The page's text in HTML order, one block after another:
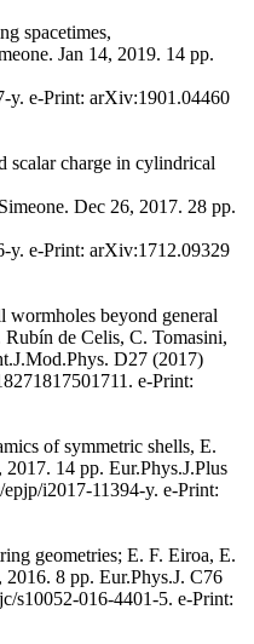
spacetimes,
Jan 14, 2019. 14 pp.
y. e-Print: arXiv:1901.04460
scalar charge in cylindrical
Dec 26, 2017. 28 pp.
y. e-Print: arXiv:1712.09329
wormholes beyond general
de Celis, C. Tomasini,
D27 (2017)
e-Print:
of symmetric shells, E.
14 pp. Eur.Phys.J.Plus
i2017-11394-y. e-Print:
geometries; E. F. Eiroa, E.
8 pp. Eur.Phys.J. C76
s10052-016-4401-5. e-Print: